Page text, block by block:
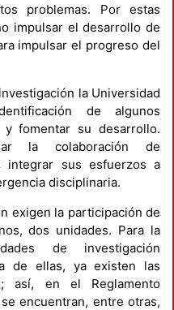
problemas. Por estas
impulsar el desarrollo de
impulsar el progreso del
la Universidad
de algunos
fomentar su desarrollo.
la colaboración de
sus esfuerzos a
disciplinaria.
exigen la participación de
dos unidades. Para la
de investigación
de ellas, ya existen las
así, en el Reglamento
encuentran, entre otras,